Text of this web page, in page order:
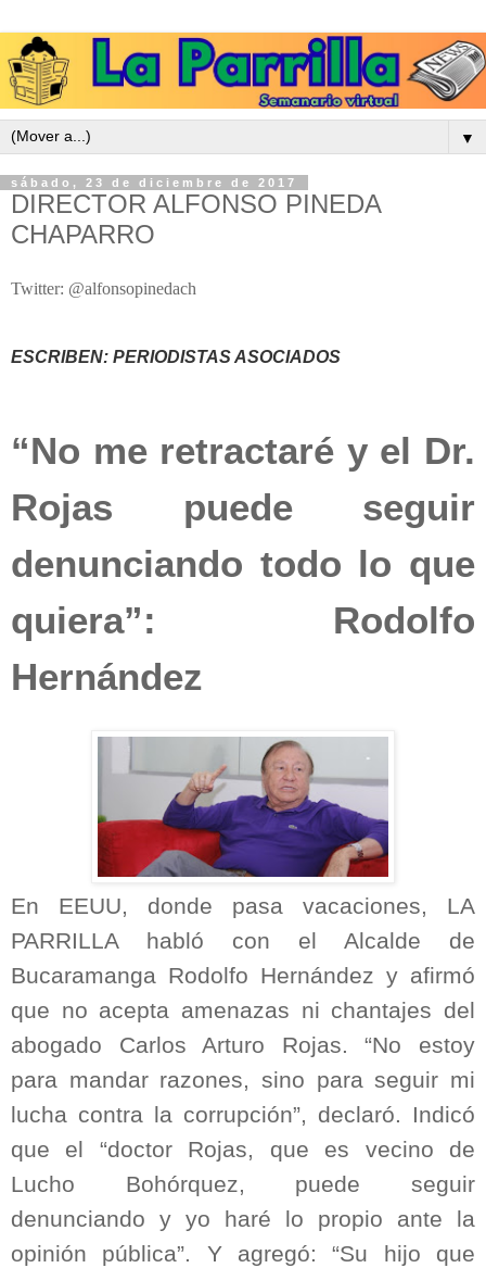
▼
sábado, 23 de diciembre de 2017
DIRECTOR ALFONSO PINEDA
CHAPARRO
Twitter: @alfonsopinedach
ESCRIBEN: PERIODISTAS ASOCIADOS
“No me retractaré y el Dr.
Rojas puede seguir
denunciando todo lo que
quiera”: Rodolfo
Hernández
En EEUU, donde pasa vacaciones, LA
PARRILLA habló con el Alcalde de
Bucaramanga Rodolfo Hernández y afirmó
que no acepta amenazas ni chantajes del
abogado Carlos Arturo Rojas. “No estoy
para mandar razones, sino para seguir mi
lucha contra la corrupción”, declaró. Indicó
que el “doctor Rojas, que es vecino de
Lucho Bohórquez, puede seguir
denunciando y yo haré lo propio ante la
opinión pública”. Y agregó: “Su hijo que